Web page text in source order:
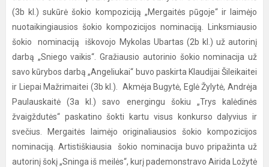
(3b kl.) sukūrė šokio kompoziciją „Mergaitės pūgoje“ ir laimėjo
nuotaikingiausios šokio kompozicijos nominaciją. Linksmiausio
šokio nominaciją iškovojo Mykolas Ubartas (2b kl.) už autorinį
darbą „Sniego vaikis“. Gražiausio autorinio šokio nominacija už
savo kūrybos darbą „Angeliukai“ buvo paskirta Klaudijai Šileikaitei
ir Liepai Mažrimaitei (3b kl.). Akmėja Bugytė, Eglė Žylytė, Andrėja
Paulauskaitė (3a kl.) savo energingu šokiu „Trys kalėdinės
žvaigždutės“ paskatino šokti kartu visus konkurso dalyvius ir
svečius. Mergaitės laimėjo originaliausios šokio kompozicijos
nominaciją. Artistiškiausia šokio nominacija buvo pripažinta už
autorinį šokį „Sninga iš meilės“, kurį pademonstravo Airida Ložytė